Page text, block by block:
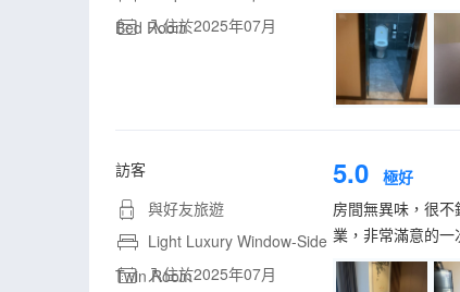
Bed Room
入住於2025年07月
訪客
與好友旅遊
Light Luxury Window-Side
Twin Room
入住於2025年07月
5.0 極好
房間無異味，很
業，非常滿意的一